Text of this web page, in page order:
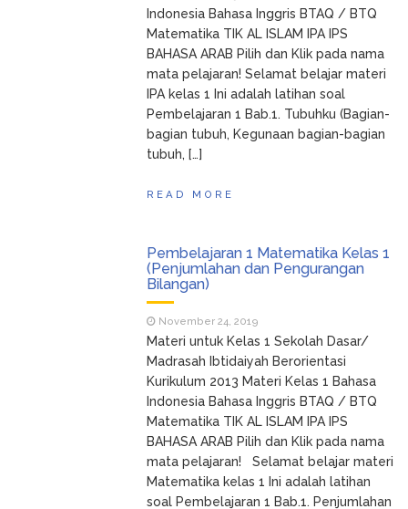
Indonesia Bahasa Inggris BTAQ / BTQ
Matematika TIK AL ISLAM IPA IPS
BAHASA ARAB Pilih dan Klik pada nama
mata pelajaran! Selamat belajar materi
IPA kelas 1 Ini adalah latihan soal
Pembelajaran 1 Bab.1. Tubuhku (Bagian-
bagian tubuh, Kegunaan bagian-bagian
tubuh, […]
READ MORE
Pembelajaran 1 Matematika Kelas 1
(Penjumlahan dan Pengurangan
Bilangan)
November 24, 2019
Materi untuk Kelas 1 Sekolah Dasar/
Madrasah Ibtidaiyah Berorientasi
Kurikulum 2013 Materi Kelas 1 Bahasa
Indonesia Bahasa Inggris BTAQ / BTQ
Matematika TIK AL ISLAM IPA IPS
BAHASA ARAB Pilih dan Klik pada nama
mata pelajaran! Selamat belajar materi
Matematika kelas 1 Ini adalah latihan
soal Pembelajaran 1 Bab.1. Penjumlahan